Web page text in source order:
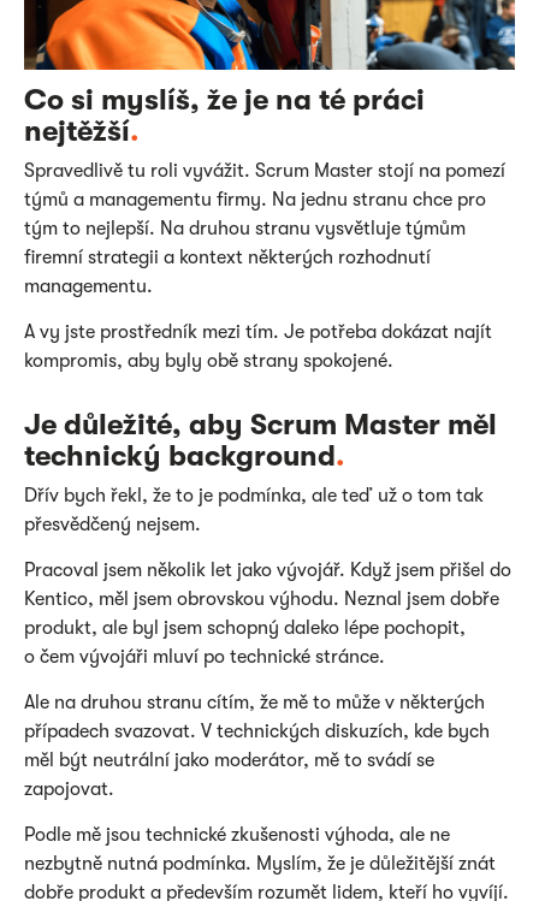
Co si myslíš, že je na té práci
nejtěžší.
Spravedlivě tu roli vyvážit. Scrum Master stojí na pomezí
týmů a managementu firmy. Na jednu stranu chce pro
tým to nejlepší. Na druhou stranu vysvětluje týmům
firemní strategii a kontext některých rozhodnutí
managementu.
A vy jste prostředník mezi tím. Je potřeba dokázat najít
kompromis, aby byly obě strany spokojené.
Je důležité, aby Scrum Master měl
technický background.
Dřív bych řekl, že to je podmínka, ale teď už o tom tak
přesvědčený nejsem.
Pracoval jsem několik let jako vývojář. Když jsem přišel do
Kentico, měl jsem obrovskou výhodu. Neznal jsem dobře
produkt, ale byl jsem schopný daleko lépe pochopit,
o čem vývojáři mluví po technické stránce.
Ale na druhou stranu cítím, že mě to může v některých
případech svazovat. V technických diskuzích, kde bych
měl být neutrální jako moderátor, mě to svádí se
zapojovat.
Podle mě jsou technické zkušenosti výhoda, ale ne
nezbytně nutná podmínka. Myslím, že je důležitější znát
dobře produkt a především rozumět lidem, kteří ho vyvíjí.